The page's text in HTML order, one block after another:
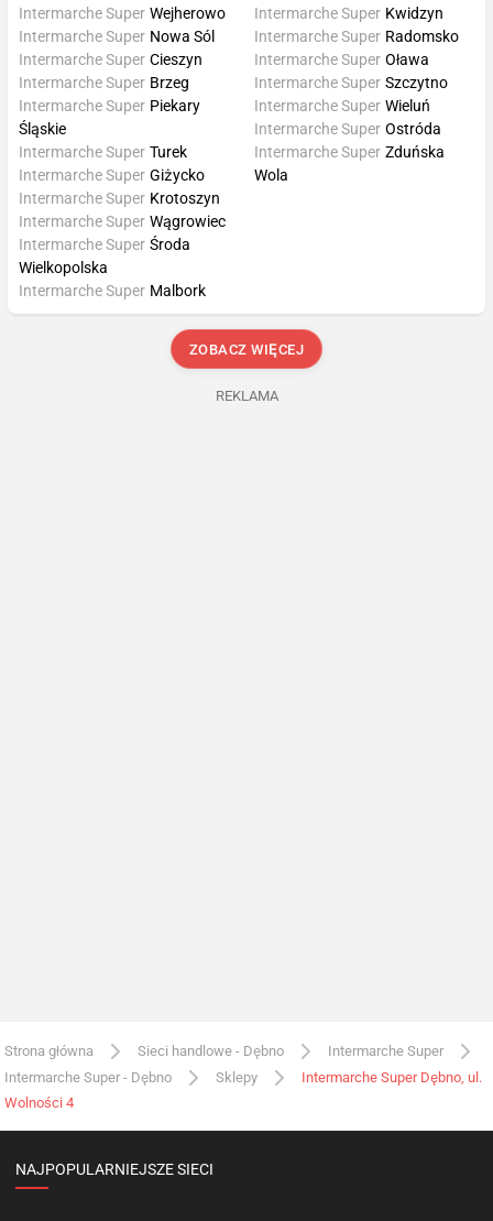
Intermarche Super Wejherowo
Intermarche Super Nowa Sól
Intermarche Super Cieszyn
Intermarche Super Kwidzyn
Intermarche Super Radomsko
Intermarche Super Oława
Intermarche Super Brzeg
Intermarche Super Piekary
Śląskie
Intermarche Super Turek
Intermarche Super Giżycko
Intermarche Super Szczytno
Intermarche Super Wieluń
Intermarche Super Ostróda
Intermarche Super Zduńska
Wola
Intermarche Super Krotoszyn
Intermarche Super Wągrowiec
Intermarche Super Środa
Wielkopolska
Intermarche Super Malbork
ZOBACZ WIĘCEJ
REKLAMA
Strona główna Sieci handlowe - Dębno
Intermarche Super
Intermarche Super - Dębno
Sklepy
Intermarche Super Dębno, ul.
Wolności 4
NAJPOPULARNIEJSZE SIECI